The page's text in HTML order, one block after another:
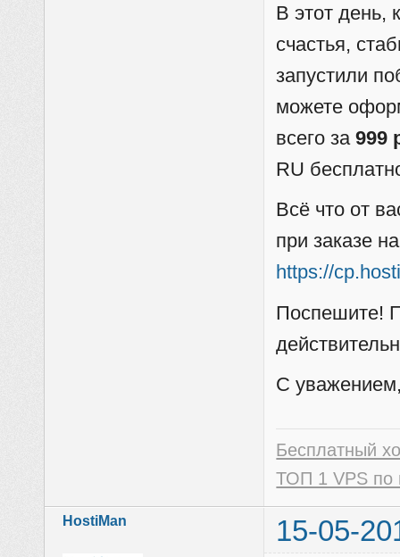
В этот день,
счастья,
запустили
можете
всего за999
RU
Всё что от
при заказе
https://
Поспешите!
С
Бесплатный
ТОП 1 VPS по
HostiMan 15-05-